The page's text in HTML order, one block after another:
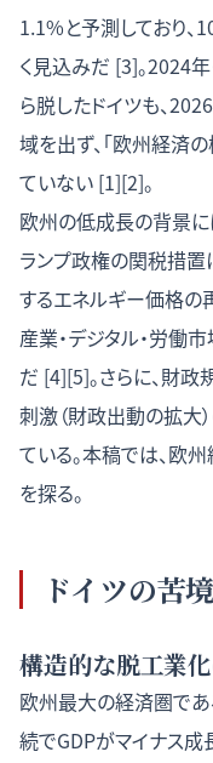
1.1%と予測しており、
く見込みだ [3]。2024
ら脱したドイツも、
域を出ず、「欧州経済
ていない [1][2]。
欧州の低成長の背景に
ランプ政権の関税措置
するエネルギー価格の
産業・デジタル・労働
だ [4][5]。さらに、財
刺激（財政出動の拡大
ている。本稿では、欧
を探る。
ドイツの苦
構造的な脱工業
欧州最大の経済圏であ
続でGDPがマイナス成